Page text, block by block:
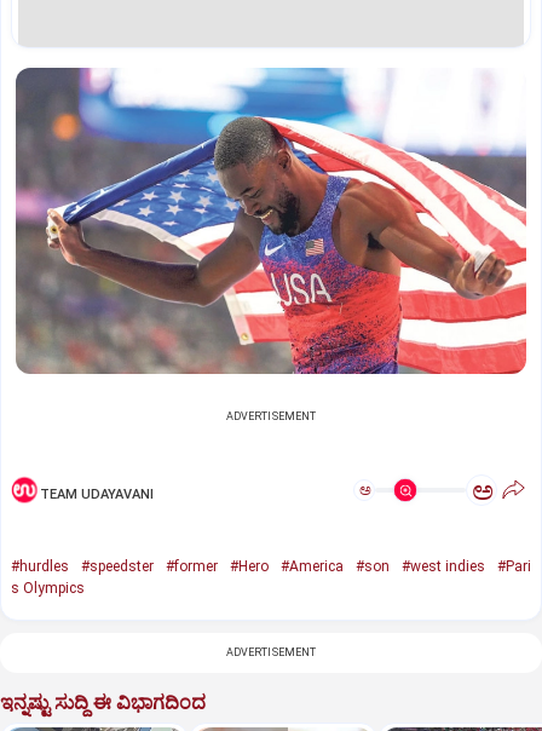
ADVERTISEMENT
TEAM UDAYAVANI ಅ ಅ
#hurdles #speedster #former #Hero #America #son #west indies
#Pari
s Olympics
ADVERTISEMENT
ಇನ್ನಷ್ಟು ಸುದ್ದಿ ಈ ವಿಭಾಗದಿಂದ